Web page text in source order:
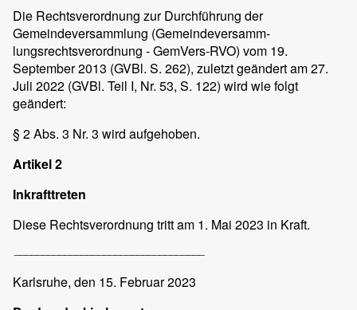
Die Rechtsverordnung zur Durchführung der
Gemeindeversammlung (Gemeindeversamm-
lungsrechtsverordnung - GemVers-RVO) vom 19.
September 2013 (GVBl. S. 262), zuletzt geändert am 27.
Juli 2022 (GVBl. Teil I, Nr. 53, S. 122) wird wie folgt
geändert:
§ 2 Abs. 3 Nr. 3 wird aufgehoben.
Artikel 2
Inkrafttreten
Diese Rechtsverordnung tritt am 1. Mai 2023 in Kraft.
Karlsruhe, den 15. Februar 2023